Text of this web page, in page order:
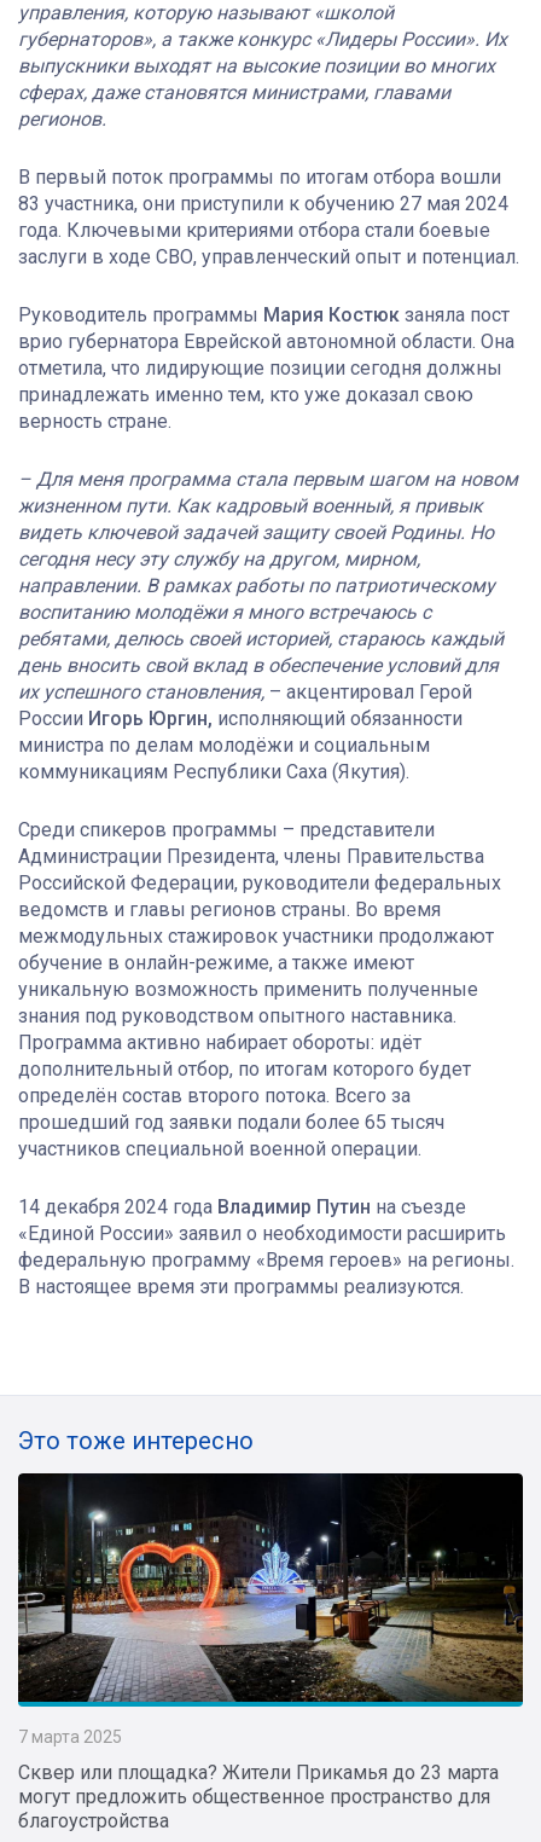
управления, которую называют «школой
губернаторов», а также конкурс «Лидеры России». Их
выпускники выходят на высокие позиции во многих
сферах, даже становятся министрами, главами
регионов.
В первый поток программы по итогам отбора вошли
83 участника, они приступили к обучению 27 мая 2024
года. Ключевыми критериями отбора стали боевые
заслуги в ходе СВО, управленческий опыт и потенциал.
Руководитель программы Мария Костюк заняла пост
врио губернатора Еврейской автономной области. Она
отметила, что лидирующие позиции сегодня должны
принадлежать именно тем, кто уже доказал свою
верность стране.
– Для меня программа стала первым шагом на новом
жизненном пути. Как кадровый военный, я привык
видеть ключевой задачей защиту своей Родины. Но
сегодня несу эту службу на другом, мирном,
направлении. В рамках работы по патриотическому
воспитанию молодёжи я много встречаюсь с
ребятами, делюсь своей историей, стараюсь каждый
день вносить свой вклад в обеспечение условий для
их успешного становления, – акцентировал Герой
России Игорь Юргин, исполняющий обязанности
министра по делам молодёжи и социальным
коммуникациям Республики Саха (Якутия).
Среди спикеров программы – представители
Администрации Президента, члены Правительства
Российской Федерации, руководители федеральных
ведомств и главы регионов страны. Во время
межмодульных стажировок участники продолжают
обучение в онлайн-режиме, а также имеют
уникальную возможность применить полученные
знания под руководством опытного наставника.
Программа активно набирает обороты: идёт
дополнительный отбор, по итогам которого будет
определён состав второго потока. Всего за
прошедший год заявки подали более 65 тысяч
участников специальной военной операции.
14 декабря 2024 года Владимир Путин на съезде
«Единой России» заявил о необходимости расширить
федеральную программу «Время героев» на регионы.
В настоящее время эти программы реализуются.
Это тоже интересно
7 марта 2025
Сквер или площадка? Жители Прикамья до 23 марта
могут предложить общественное пространство для
благоустройства